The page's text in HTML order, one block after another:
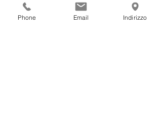
Phone Email Indirizzo